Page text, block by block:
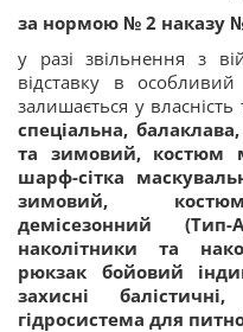
за нормою № 2 наказу
у разі звільнення з
відставку в особливий
залишається у
спеціальна,
та зимовий, костюм
шарф-сітка
зимовий, костюм
демісезонний (Тип-
наколітники та
рюкзак бойовий
захисні
гідросистема для